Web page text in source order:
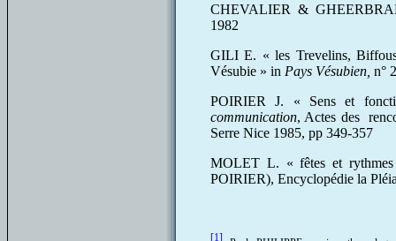
CHEVALIER &
1982
GILI E. « les Trevelins,
Vésubie » in Pays Vésubien, n°
POIRIER J. « Sens et
communication, Actes des
Serre Nice 1985, pp 349-357
MOLET L. « fêtes et
POIRIER), Encyclopédie la
[1]